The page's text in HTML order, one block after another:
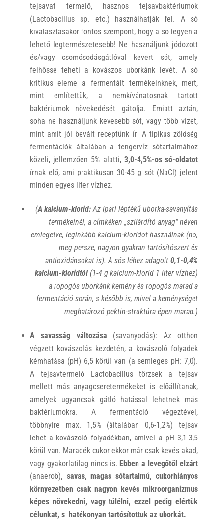
tejsavat termelő, hasznos tejsavbaktériumok
(Lactobacillus sp. etc.) használhatják fel. A só
kiválasztásakor fontos szempont, hogy a só legyen a
lehető legtermészetesebb! Ne használjunk jódozott
és/vagy csomósodásgátlóval kevert sót, amely
felhőssé teheti a kovászos uborkánk levét. A só
kritikus eleme a fermentált termékeinknek, mert,
mint említettük, a nemkívánatosnak tartott
baktériumok növekedését gátolja. Emiatt aztán,
soha ne használjunk kevesebb sót, vagy több vizet,
mint amit jól bevált receptünk ír! A tipikus zöldség
fermentációk általában a tengervíz sótartalmához
közeli, jellemzően 5% alatti, 3,0-4,5%-ossó-oldatot
írnak elő, ami praktikusan 30-45 g sót (NaCl) jelent
minden egyes liter vízhez.
(A kalcium-klorid:Az ipari léptékű uborka-savanyítás
termékeinél, a címkéken „szilárdító anyag” néven
emlegetve, leginkább kalcium-kloridot használnak (no,
meg persze, nagyon gyakran tartósítószert és
antioxidánsokat is). A sós léhez adagolt0,1-0,4%
kalcium-kloridtól(1-4 g kalcium-klorid 1 liter vízhez)
a ropogós uborkánk kemény és ropogós marad a
fermentáció során, s később is, mivel a keménységet
meghatározó pektin-struktúra épen marad.)
A savasság változása (savanyodás): Az otthon
végzett kovászolás kezdetén, a kovászoló folyadék
kémhatása (pH) 6,5 körül van (a semleges pH: 7,0).
A tejsavtermelő Lactobacillus törzsek a tejsav
mellett más anyagcseretermékeket is előállítanak,
amelyek ugyancsak gátló hatással lehetnek más
baktériumokra. A fermentáció végeztével,
többnyire max. 1,5% (általában 0,6-1,2%) tejsav
lehet a kovászoló folyadékban, amivel a pH 3,1-3,5
körül van. Maradék cukor ekkor már csak kevés akad,
vagy gyakorlatilag nincs is. Ebben a levegőtől elzárt
(anaerob), savas, magas sótartalmú, cukorhiányos
környezetben csak nagyon kevés mikroorganizmus
képes növekedni, vagy túlélni, ezzel pedig elértük
célunkat, s hatékonyan tartósítottuk az uborkát.